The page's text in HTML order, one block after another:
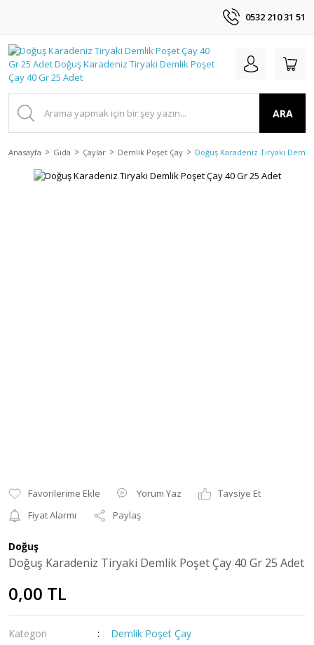
0532 210 31 51
ARA
Anasayfa Gıda Çaylar Demlik Poşet Çay Doğuş Karadeniz Tiryaki
Yorum Yaz
Tavsiye Et
Fiyat Alarmı
Paylaş
Doğuş
Doğuş Karadeniz Tiryaki Demlik Poşet Çay 40 Gr 25 Adet
0,00 TL
Kategori
Demlik Poşet Çay